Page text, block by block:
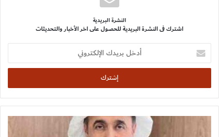
النشرة البريدية
اشترك فى النشرة البريدية للحصول على اخر الأخبار والتحديثات
أدخل
بريدك
الإلكتروني